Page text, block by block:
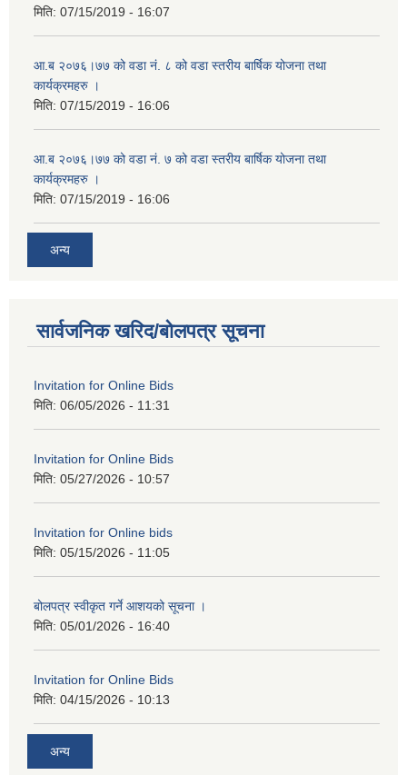
मिति: 07/15/2019 - 16:07
आ.ब २०७६।७७ को वडा नं. ८ को वडा स्तरीय बार्षिक योजना तथा
कार्यक्रमहरु ।
मिति: 07/15/2019 - 16:06
आ.ब २०७६।७७ को वडा नं. ७ को वडा स्तरीय बार्षिक योजना तथा
कार्यक्रमहरु ।
मिति: 07/15/2019 - 16:06
अन्य
सार्वजनिक खरिद/बोलपत्र सूचना
Invitation for Online Bids
मिति: 06/05/2026 - 11:31
Invitation for Online Bids
मिति: 05/27/2026 - 10:57
Invitation for Online bids
मिति: 05/15/2026 - 11:05
बोलपत्र स्वीकृत गर्ने आशयको सूचना ।
मिति: 05/01/2026 - 16:40
Invitation for Online Bids
मिति: 04/15/2026 - 10:13
अन्य